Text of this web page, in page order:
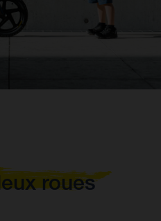
roues